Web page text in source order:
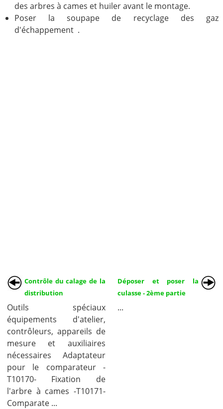
des arbres à cames et huiler avant le montage.
Poser la soupape de recyclage des gaz
d'échappement .
Contrôle du calage de la
distribution
Outils spéciaux
équipements d'atelier,
contrôleurs, appareils de
mesure et auxiliaires
nécessaires Adaptateur
pour le comparateur -
T10170- Fixation de
l'arbre à cames -T10171-
Comparate ...
Déposer et poser la
culasse - 2ème partie
...